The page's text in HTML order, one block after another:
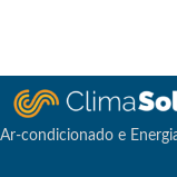
Ar-condicionado e